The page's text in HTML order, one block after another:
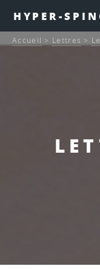
HYPER-
Accueil > Lettres >